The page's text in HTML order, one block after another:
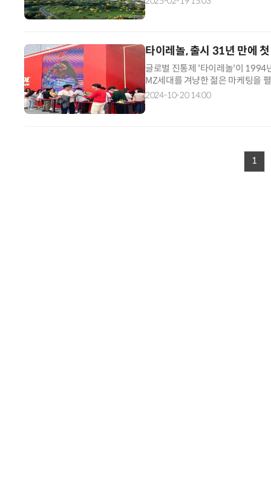
타이레놀, 출시 31년 만에
글로벌 진통제 '타이레놀'이 1994
MZ세대를 겨냥한 젊은 마케팅을
판매 유한회사(켄뷰)가 제일기획
2024-10-20 14:00
1